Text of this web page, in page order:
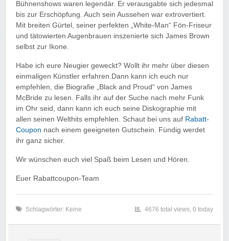
Bühnenshows waren legendär. Er verausgabte sich jedesmal
bis zur Erschöpfung. Auch sein Aussehen war extrovertiert.
Mit breiten Gürtel, seiner perfekten „White-Man“ Fön-Friseur
und tätowierten Augenbrauen inszenierte sich James Brown
selbst zur Ikone.
Habe ich eure Neugier geweckt? Wollt ihr mehr über diesen
einmaligen Künstler erfahren.Dann kann ich euch nur
empfehlen, die Biografie „Black and Proud“ von James
McBride zu lesen. Falls ihr auf der Suche nach mehr Funk
im Ohr seid, dann kann ich euch seine Diskographie mit
allen seinen Welthits empfehlen. Schaut bei uns auf Rabatt-
Coupon nach einem geeigneten Gutschein. Fündig werdet
ihr ganz sicher.
Wir wünschen euch viel Spaß beim Lesen und Hören.
Euer Rabattcoupon-Team
Schlagwörter: Keine 4676 total views, 0 today